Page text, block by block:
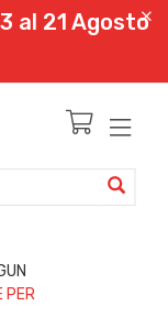
al 21 Agosto
PER